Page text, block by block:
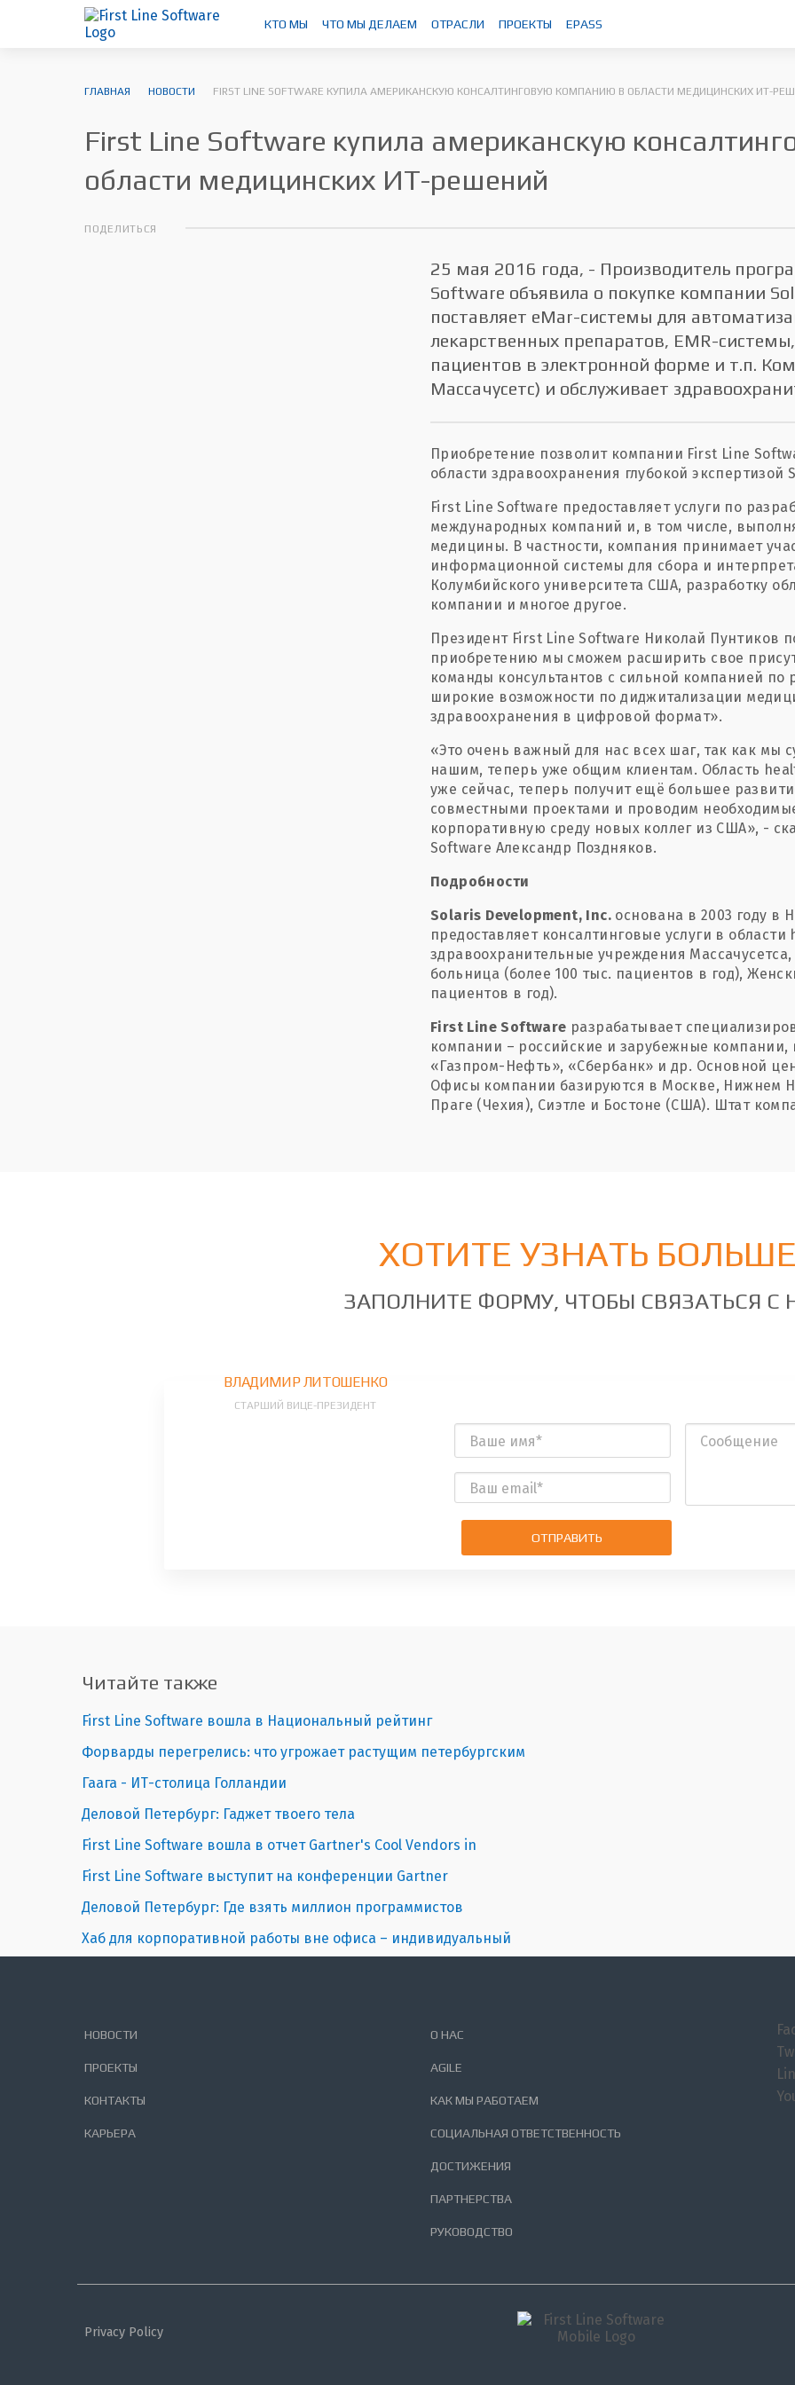
КТО МЫ ЧТО МЫ ДЕЛАЕМ ОТРАСЛИ ПРОЕКТЫ EPASS
ГЛАВНАЯ НОВОСТИ FIRST LINE SOFTWARE КУПИЛА АМЕРИКАНСКУЮ КОНСАЛТИНГОВУЮ КОМПАНИЮ В ОБЛАСТИ МЕДИЦИНСКИХ ИТ-
First Line Software купила американскую
области медицинских ИТ-решений
ПОДЕЛИТЬСЯ
25 мая 2016 года, - Производитель
Software объявила о покупке компании
поставляет eMar-системы для
лекарственных препаратов, EMR-
пациентов в электронной форме и т.п.
Массачусетс) и обслуживает
Приобретение позволит компании First Line
области здравоохранения глубокой экспертизой
First Line Software предоставляет услуги по
международных компаний и, в том числе,
медицины. В частности, компания принимает
информационной системы для сбора и
Колумбийского университета США, разработку
компании и многое другое.
Президент First Line Software Николай Пунтиков
приобретению мы сможем расширить свое
команды консультантов с сильной компанией
широкие возможности по диджитализации
здравоохранения в цифровой формат».
«Это очень важный для нас всех шаг, так как мы
нашим, теперь уже общим клиентам. Область
уже сейчас, теперь получит ещё большее
совместными проектами и проводим
корпоративную среду новых коллег из США», -
Software Александр Поздняков.
Подробности
Solaris Development, Inc.основана в 2003 году в
предоставляет консалтинговые услуги в
здравоохранительные учреждения
больница (более 100 тыс. пациентов в год),
пациентов в год).
First Line Software разрабатывает
компании – российские и зарубежные компании,
«Газпром-Нефть», «Сбербанк» и др. Основной
Офисы компании базируются в Москве, Нижнем
Праге (Чехия), Сиэтле и Бостоне (США). Штат
ХОТИТЕ УЗНАТЬ
ЗАПОЛНИТЕ ФОРМУ, ЧТОБЫ СВЯЗАТЬСЯ С
ВЛАДИМИР ЛИТОШЕНКО
СТАРШИЙ ВИЦЕ-ПРЕЗИДЕНТ
ОТПРАВИТЬ
Читайте также
First Line Software вошла в Национальный рейтинг
Форварды перегрелись: что угрожает растущим петербургским
Гаага - ИТ-столица Голландии
Деловой Петербург: Гаджет твоего тела
First Line Software вошла в отчет Gartner's Cool Vendors in
First Line Software выступит на конференции Gartner
Деловой Петербург: Где взять миллион программистов
Хаб для корпоративной работы вне офиса – индивидуальный
НОВОСТИ
ПРОЕКТЫ
КОНТАКТЫ
КАРЬЕРА
О НАС
AGILE
КАК МЫ РАБОТАЕМ
СОЦИАЛЬНАЯ ОТВЕТСТВЕННОСТЬ
ДОСТИЖЕНИЯ
ПАРТНЕРСТВА
РУКОВОДСТВО
Privacy Policy